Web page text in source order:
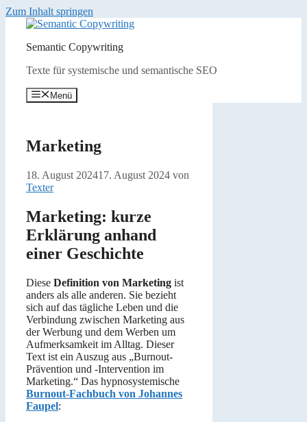
Zum Inhalt springen
Semantic Copywriting
Texte für systemische und semantische SEO
Menü
Marketing
18. August 202417. August 2024 von
Texter
Marketing: kurze
Erklärung anhand
einer Geschichte
Diese Definition von Marketing ist
anders als alle anderen. Sie bezieht
sich auf das tägliche Leben und die
Verbindung zwischen Marketing aus
der Werbung und dem Werben um
Aufmerksamkeit im Alltag. Dieser
Text ist ein Auszug aus „Burnout-
Prävention und -Intervention im
Marketing.“ Das hypnosystemische
Burnout-Fachbuch von Johannes
Faupel: